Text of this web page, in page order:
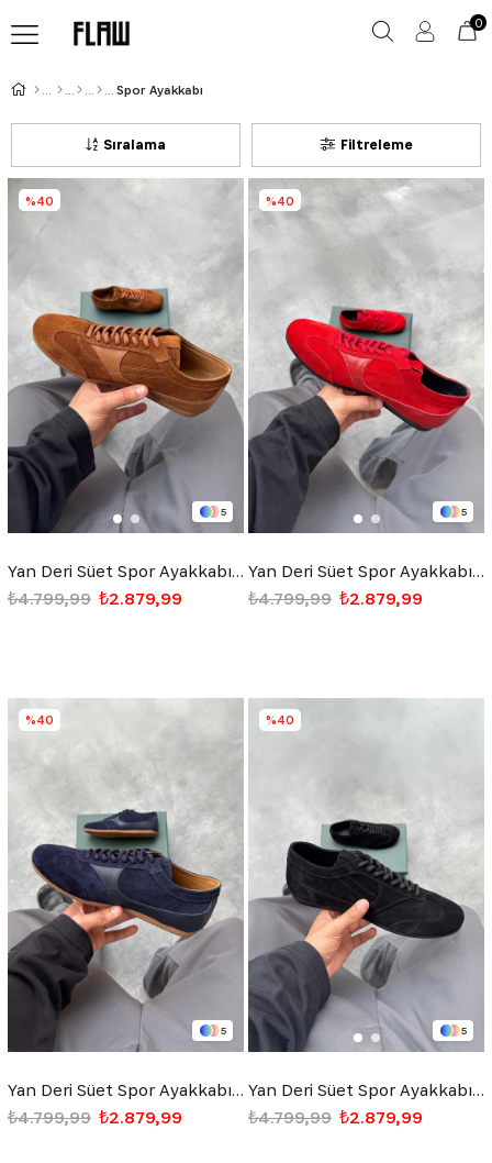
0
Spor Ayakkabı
Filtreleme
Sıralama
5
Yan Deri Süet Spor Ayakkabı Camel
₺2.879,99
₺4.799,99
%40
5
Yan Deri Süet Spor Ayakkabı Kırmızı
₺2.879,99
₺4.799,99
%40
5
Yan Deri Süet Spor Ayakkabı Lacivert
₺2.879,99
₺4.799,99
%40
5
Yan Deri Süet Spor Ayakkabı Siyah
₺2.879,99
₺4.799,99
%40